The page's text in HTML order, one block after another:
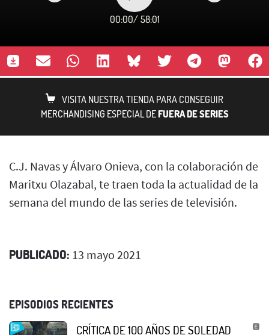
00:00/ 58:01
VISITA NUESTRA TIENDA PARA CONSEGUIR
MERCHANDISING ESPECIAL DEFUERA DE SERIES
C.J. Navas y Álvaro Onieva, con la colaboración de
Maritxu Olazabal, te traen toda la actualidad de la
semana del mundo de las series de televisión.
PUBLICADO: 13 mayo 2021
EPISODIOS RECIENTES
CRÍTICA DE 100 AÑOS DE SOLEDAD